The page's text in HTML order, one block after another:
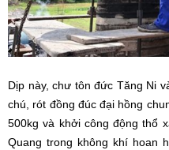
Dịp này, chư tôn đức Tăng Ni
chú, rót đồng đúc đại hồng
500kg và khởi công động thổ
Quang trong không khí hoan